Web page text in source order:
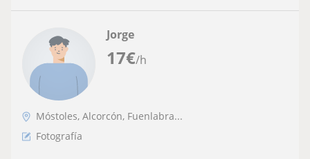
17€/h
Jorge
Móstoles, Alcorcón, Fuenlabra...
Fotografía